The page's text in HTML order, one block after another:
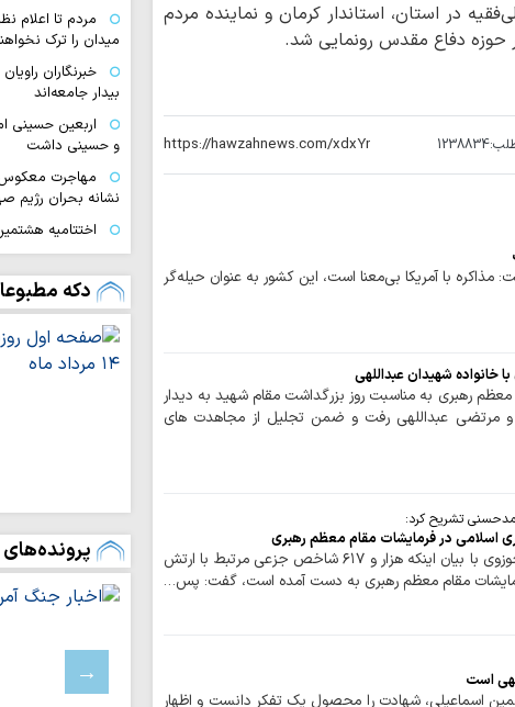
در استان، استاندار کرمان و نماینده مردم
حوزه دفاع مقدس رونمایی شد.
1238834
مذاکره با آمریکا بی‌معنا است، این کشور به عنوان حیله‌گر
خانواده شهیدان عبداللهی
معظم رهبری به مناسبت روز بزرگداشت مقام شهید به دیدار
مرتضی عبداللهی رفت و ضمن تجلیل از مجاهدت های
تشریح کرد:
حوزه/ یکی از پژوهشگران حوزوی با بیان اینکه هزار و ۶۱۷ شاخص جزعی مرتبط با ارتش
مقام معظم رهبری به دست آمده است، گفت: پس…
است
اسماعیلی، شهادت را محصول یک تفکر دانست و اظهار
مردم تا اعلام
میدان را ترک
خبرنگاران
بیدار جامعه‌اند
اربعین حسینی
و حسینی داشت
مهاجرت معکوس
نشانه بحران رژیم
اختتامیه
زنان عاشورایی در
ایران قوی با
دیپلماسی هوشمند
اقتدار امروز
صحنه و توانمندی
لبنان
مسلمانان
سخت
بیروت،
اسرائیل
باختری را با
دکه
پرونده‌های